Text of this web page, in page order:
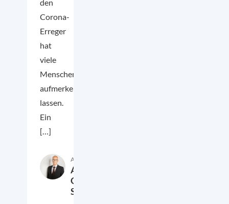
den
Corona-
Erreger
hat
viele
Menschen
aufmerken
lassen.
Ein
[…]
Autor:in
Armando
García
Schmidt